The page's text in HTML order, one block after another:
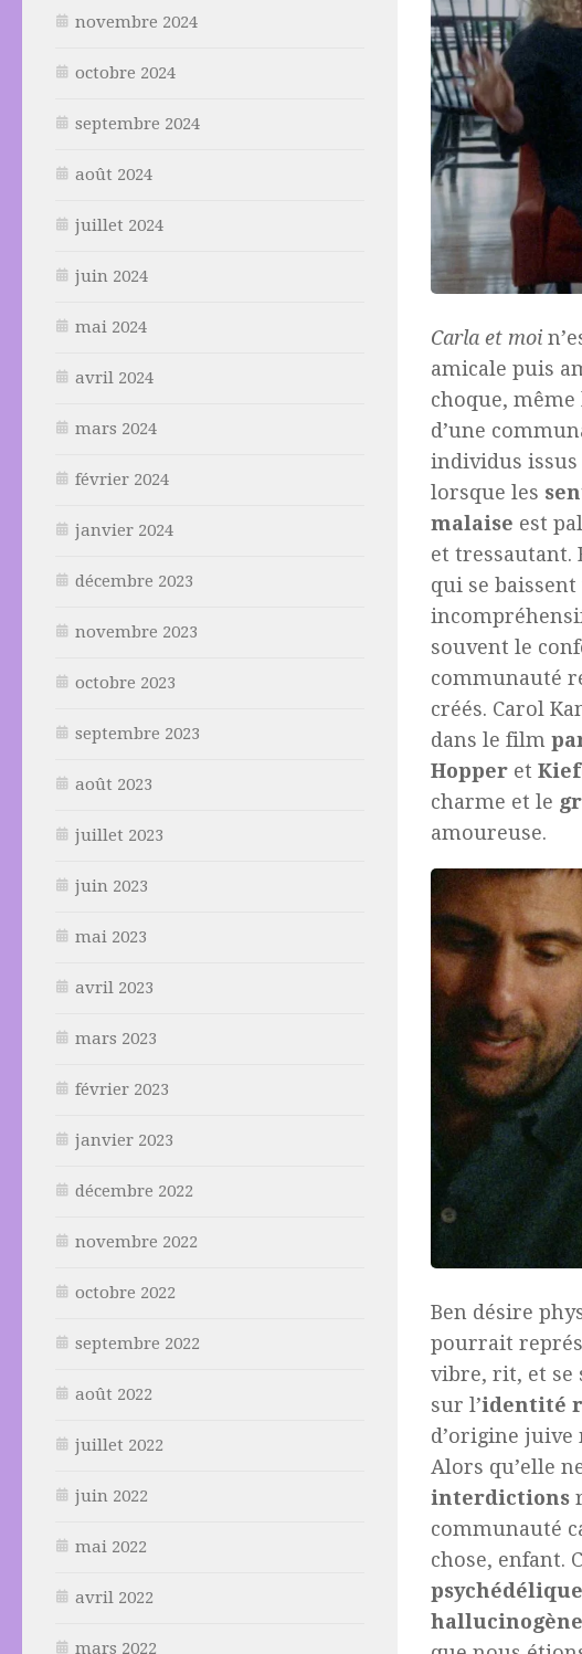
Carla et moi
amicale puis
choque,
d’une
individus issus
lorsque les
malaise est
et tressautant.
qui se
souvent le
communauté
créés. Carol
dans le film
Hopper et
charme et le
amoureuse.
Ben désire
pourrait
vibre, rit, et se
sur l’identité
d’origine juive
Alors qu’elle
interdictions
communauté
chose, enfant.
psychédélique
novembre 2024
octobre 2024
septembre 2024
août 2024
juillet 2024
juin 2024
mai 2024
avril 2024
mars 2024
février 2024
janvier 2024
décembre 2023
novembre 2023
octobre 2023
septembre 2023
août 2023
juillet 2023
juin 2023
mai 2023
avril 2023
mars 2023
février 2023
janvier 2023
décembre 2022
novembre 2022
octobre 2022
septembre 2022
août 2022
juillet 2022
juin 2022
mai 2022
avril 2022
mars 2022